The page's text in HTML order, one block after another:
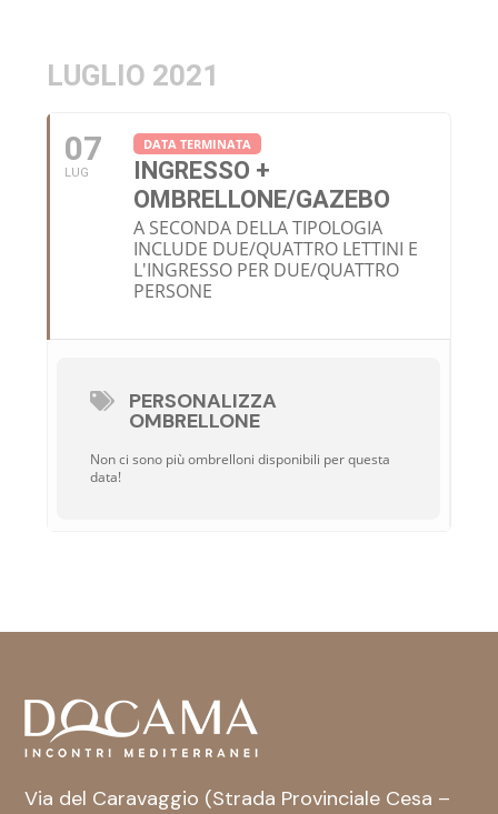
LUGLIO 2021
07
LUG
DATA TERMINATA
INGRESSO +
OMBRELLONE/GAZEBO
A SECONDA DELLA TIPOLOGIA
INCLUDE DUE/QUATTRO LETTINI E
L'INGRESSO PER DUE/QUATTRO
PERSONE
PERSONALIZZA
OMBRELLONE
Non ci sono più ombrelloni disponibili per questa
data!
Via del Caravaggio (Strada Provinciale Cesa –